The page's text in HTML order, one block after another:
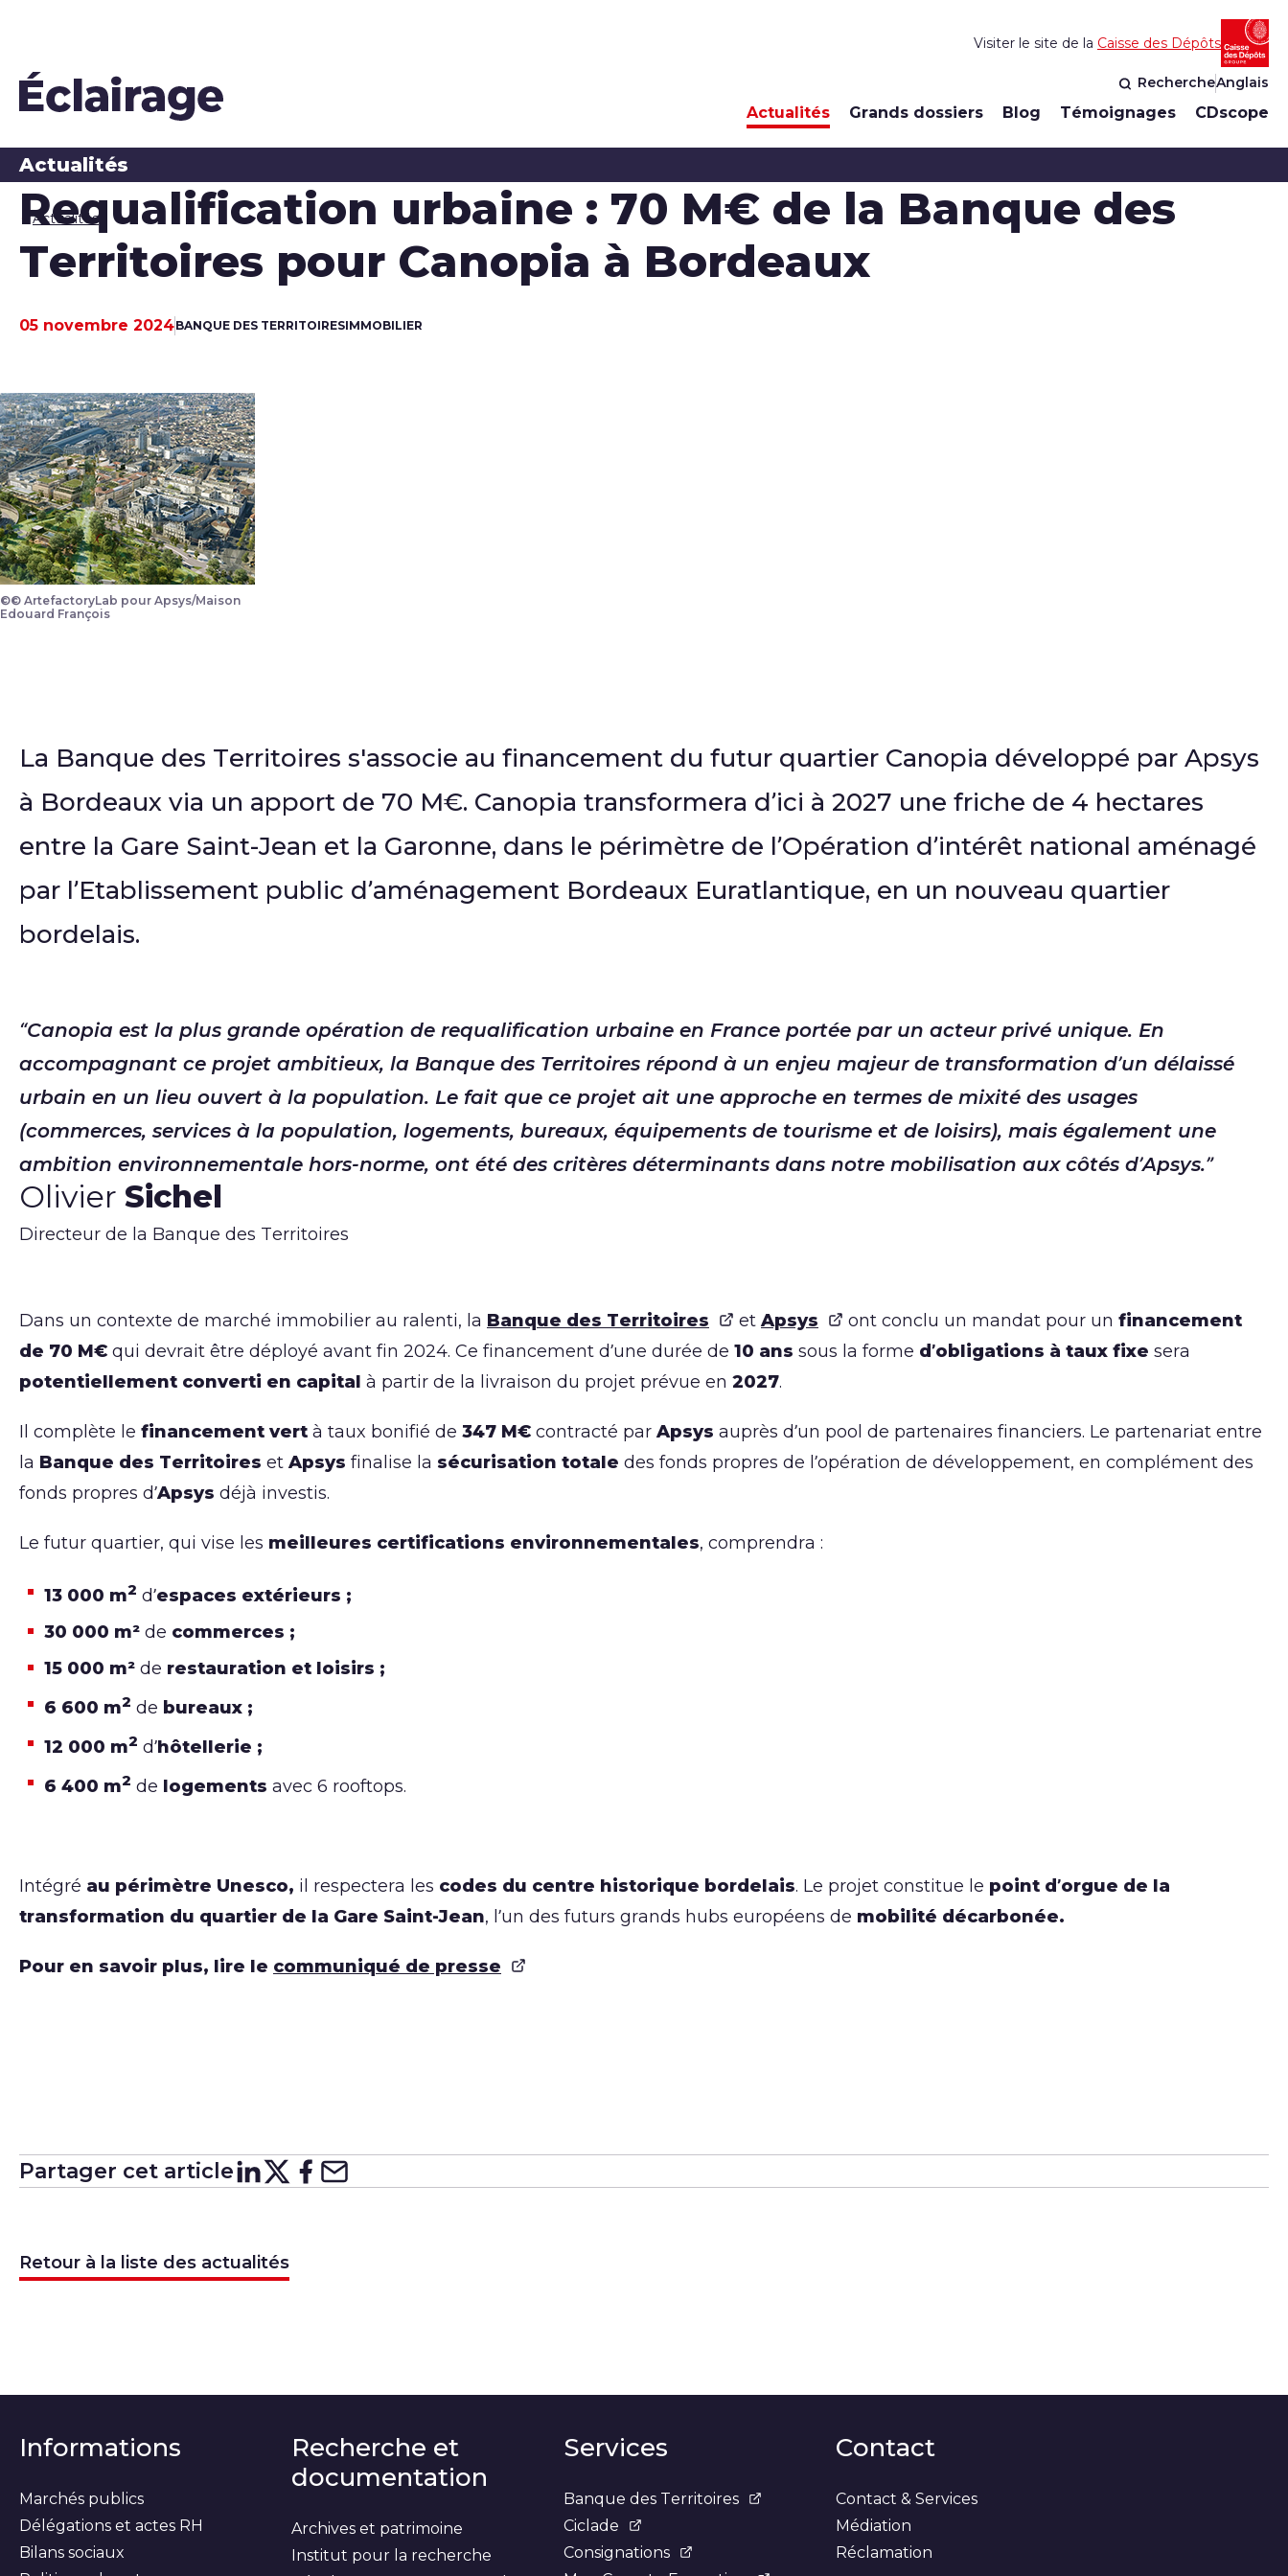
Actualités Grands dossiers Blog Témoignages CDscope
RechercheAnglais
Visiter le site de la Caisse des Dépôts
Actualités
Actualités
Requalification urbaine : 70 M€ de la Banque des
Territoires pour Canopia à Bordeaux
Date de publication
05 novembre 2024BANQUE DES TERRITOIRESIMMOBILIER
©© ArtefactoryLab pour Apsys/Maison
Edouard François
La Banque des Territoires s'associe au financement du futur quartier Canopia développé par Apsys
à Bordeaux via un apport de 70 M€. Canopia transformera d’ici à 2027 une friche de 4 hectares
entre la Gare Saint-Jean et la Garonne, dans le périmètre de l’Opération d’intérêt national aménagé
par l’Etablissement public d’aménagement Bordeaux Euratlantique, en un nouveau quartier
bordelais.
Canopia est la plus grande opération de requalification urbaine en France portée par un acteur privé unique. En
accompagnant ce projet ambitieux, la Banque des Territoires répond à un enjeu majeur de transformation d’un délaissé
urbain en un lieu ouvert à la population. Le fait que ce projet ait une approche en termes de mixité des usages
(commerces, services à la population, logements, bureaux, équipements de tourisme et de loisirs), mais également une
ambition environnementale hors-norme, ont été des critères déterminants dans notre mobilisation aux côtés d’Apsys.
Olivier Sichel
Directeur de la Banque des Territoires
Dans un contexte de marché immobilier au ralenti, la Banque des Territoires et Apsys ont conclu un mandat pour un financement
de 70 M€ qui devrait être déployé avant fin 2024. Ce financement d’une durée de 10 ans sous la forme d’obligations à taux fixe sera
potentiellement converti en capital à partir de la livraison du projet prévue en 2027.
Il complète le financement vert à taux bonifié de 347 M€ contracté par Apsys auprès d’un pool de partenaires financiers. Le partenariat entre
la Banque des Territoires et Apsys finalise la sécurisation totale des fonds propres de l’opération de développement, en complément des
fonds propres d’Apsys déjà investis.
Le futur quartier, qui vise les meilleures certifications environnementales, comprendra :
13 000 m2 d’espaces extérieurs ;
30 000 m² de commerces ;
15 000 m² de restauration et loisirs ;
6 600 m2 de bureaux ;
12 000 m2 d’hôtellerie ;
6 400 m2 de logements avec 6 rooftops.
Intégré au périmètre Unesco, il respectera les codes du centre historique bordelais. Le projet constitue le point d’orgue de la
transformation du quartier de la Gare Saint-Jean, l’un des futurs grands hubs européens de mobilité décarbonée.
Pour en savoir plus, lire le communiqué de presse
Partager cet article Partager surLinkedIn
Partager surX
Partager surFacebook
Partager sur Courriel
Retour à la liste des actualités
Informations
Marchés publics
Délégations et actes RH
Bilans sociaux
Recherche et
documentation
Archives et patrimoine
Institut pour la recherche
Services
Banque des Territoires
Ciclade
Consignations
Contact
Contact & Services
Médiation
Réclamation